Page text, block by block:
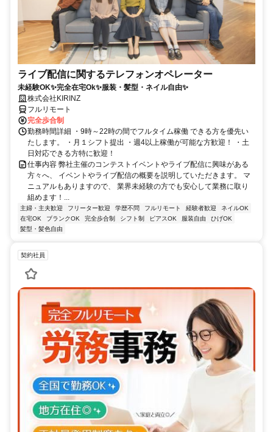
ライブ配信に関するテレフォンオペレーター
未経験OK✨完全在宅Ok✨服装・髪型・ネイル自由✨
株式会社KIRINZ
フルリモート
完全歩合制
勤務時間詳細 ・9時～22時の間でフルタイム稼働 できる方を優先い
たします。 ・月１シフト提出 ・週4以上稼働が可能な方歓迎！ ・土
日対応できる方特に歓迎！
仕事内容 弊社主催のコンテストイベントやライブ配信に興味がある
方々へ、 イベントやライブ配信の概要を説明していただきます。 マ
ニュアルもありますので、 業界未経験の方でも安心して業務に取り
組めます！...
主婦・主夫歓迎 フリーター歓迎 学歴不問 フルリモート 経験者歓迎
ネイルOK
在宅OK
ブランクOK 完全歩合制 シフト制 ピアスOK 服装自由
ひげOK
髪型・髪色自由
契約社員